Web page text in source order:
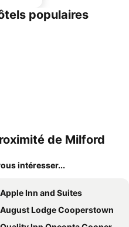
populaires
de Milford
intéresser...
Apple Inn and Suites
August Lodge Cooperstown